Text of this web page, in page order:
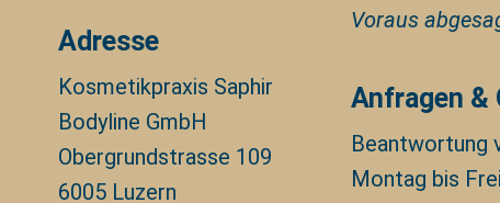
Adresse
Kosmetikpraxis Saphir
Bodyline GmbH
Obergrundstrasse 109
6005 Luzern
Voraus
Anfragen &
Beantwortung
Montag bis